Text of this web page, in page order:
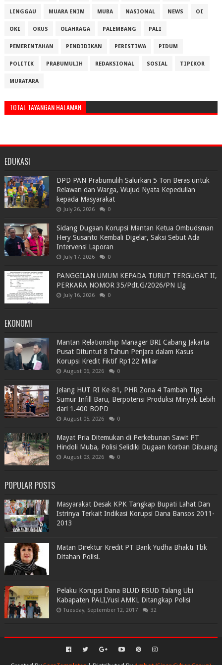
LINGGAU MUARA ENIM MUBA NASIONAL NEWS OI
OKI OKUS OLAHRAGA PALEMBANG PALI
PEMERINTAHAN PENDIDIKAN PERISTIWA PIDUM
POLITIK PRABUMULIH REDAKSIONAL SOSIAL TIPIKOR
MURATARA
TOTAL TAYANGAN HALAMAN
EDUKASI
DPD PAN Prabumulih Salurkan 5 Ton Beras untuk
Relawan dan Warga, Wujud Nyata Kepedulian
kepada Masyarakat
July 26, 2026 0
Sidang Dugaan Korupsi Mantan Ketua Ombudsman
Hery Susanto Kembali Digelar, Saksi Sebut Ada
Intervensi Laporan
July 17, 2026 0
PANGGILAN UMUM KEPADA TURUT TERGUGAT II,
PERKARA NOMOR 35/Pdt.G/2026/PN Llg
July 16, 2026 0
EKONOMI
Mantan Relationship Manager BRI Cabang Jakarta
Pusat Dituntut 8 Tahun Penjara dalam Kasus
Korupsi Kredit Fiktif Rp122 Miliar
August 06, 2026 0
Jelang HUT RI Ke-81, PHR Zona 4 Tambah Tiga
Sumur Infill Baru, Berpotensi Produksi Minyak Lebih
dari 1.400 BOPD
August 05, 2026 0
Mayat Pria Ditemukan di Perkebunan Sawit PT
Hindoli Muba, Polisi Selidiki Dugaan Korban Dibuang
August 03, 2026 0
POPULAR POSTS
Masyarakat Desak KPK Tangkap Bupati Lahat Dan
Istrinya Terkait Indikasi Korupsi Dana Bansos 2011-
2013
Matan Direktur Kredit PT Bank Yudha Bhakti Tbk
Ditahan Polisi.
Pelaku Korupsi Dana BLUD RSUD Talang Ubi
Kabapaten PALI,Yusi AMKL Ditangkap Polisi
Tuesday, September 12, 2017 32